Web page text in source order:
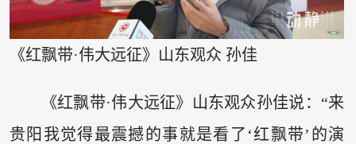
《红飘带·伟大远征》山东观众 孙佳
《红飘带·伟大远征》山东观众孙佳说：“来
贵阳我觉得最震撼的事就是看了‘红飘带’的演